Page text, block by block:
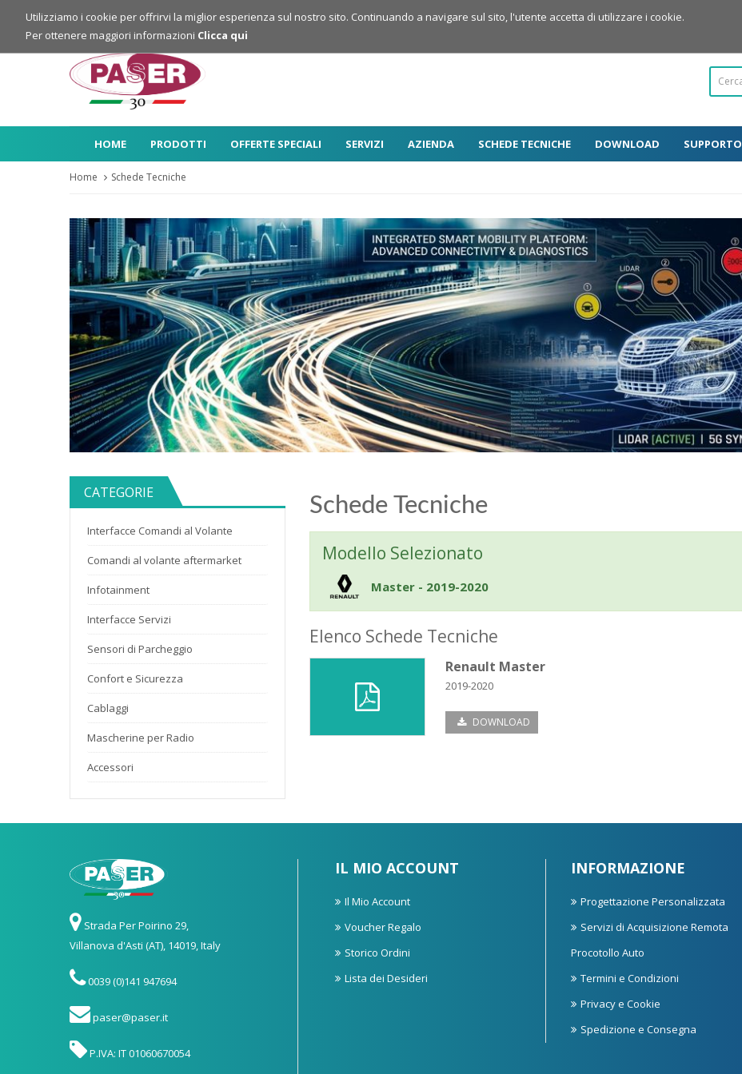
Login Registrazione
HOME PRODOTTI OFFERTE SPECIALI SERVIZI AZIENDA SCHEDE TECNICHE DOWNLOAD SUPPORTO
Home Schede Tecniche
CATEGORIE
Interfacce Comandi al Volante
Comandi al volante aftermarket
Infotainment
Interfacce Servizi
Sensori di Parcheggio
Confort e Sicurezza
Cablaggi
Mascherine per Radio
Accessori
Schede Tecniche
Modello Selezionato
Master - 2019-2020
Elenco Schede Tecniche
Renault Master
2019-2020
DOWNLOAD
Strada Per Poirino 29,
Villanova d'Asti (AT), 14019, Italy
0039 (0)141 947694
paser@paser.it
P.IVA: IT 01060670054
IL MIO ACCOUNT
Il Mio Account
Voucher Regalo
Storico Ordini
Lista dei Desideri
INFORMAZIONE
Progettazione Personalizzata
Servizi di Acquisizione Remota
Procotollo Auto
Termini e Condizioni
Privacy e Cookie
Spedizione e Consegna
Utilizziamo i cookie per offrirvi la miglior esperienza sul nostro sito. Continuando a navigare sul sito, l'utente accetta di utilizzare i cookie.
Per ottenere maggiori informazioni Clicca qui